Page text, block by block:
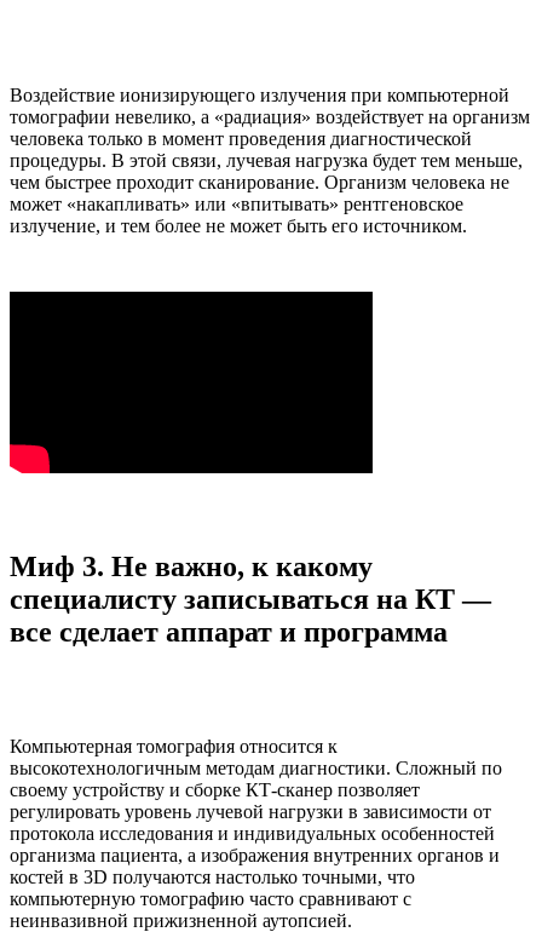
Воздействие ионизирующего излучения при компьютерной
томографии невелико, а «радиация» воздействует на организм
человека только в момент проведения диагностической
процедуры. В этой связи, лучевая нагрузка будет тем меньше,
чем быстрее проходит сканирование. Организм человека не
может «накапливать» или «впитывать» рентгеновское
излучение, и тем более не может быть его источником.
Миф 3. Не важно, к какому
специалисту записываться на КТ —
все сделает аппарат и программа
Компьютерная томография относится к
высокотехнологичным методам диагностики. Сложный по
своему устройству и сборке КТ-сканер позволяет
регулировать уровень лучевой нагрузки в зависимости от
протокола исследования и индивидуальных особенностей
организма пациента, а изображения внутренних органов и
костей в 3D получаются настолько точными, что
компьютерную томографию часто сравнивают с
неинвазивной прижизненной аутопсией.